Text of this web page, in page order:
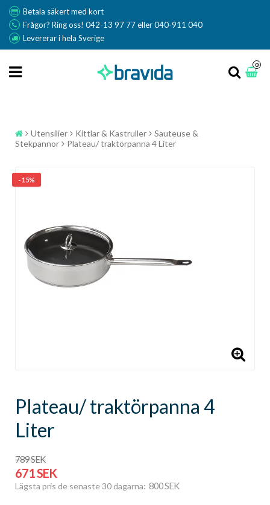
Betala säkert med kort
Frågor? Ring oss! 042-13 97 77 eller 040-911 040
Levererar i hela Sverige
0
Utensilier Kittlar & Kastruller
Sauteuse &
Stekpannor
Plateau/ traktörpanna 4 Liter
- 15%
Plateau/ traktörpanna 4
Liter
789 SEK
671 SEK
Lägsta pris de senaste 30 dagarna 800 SEK